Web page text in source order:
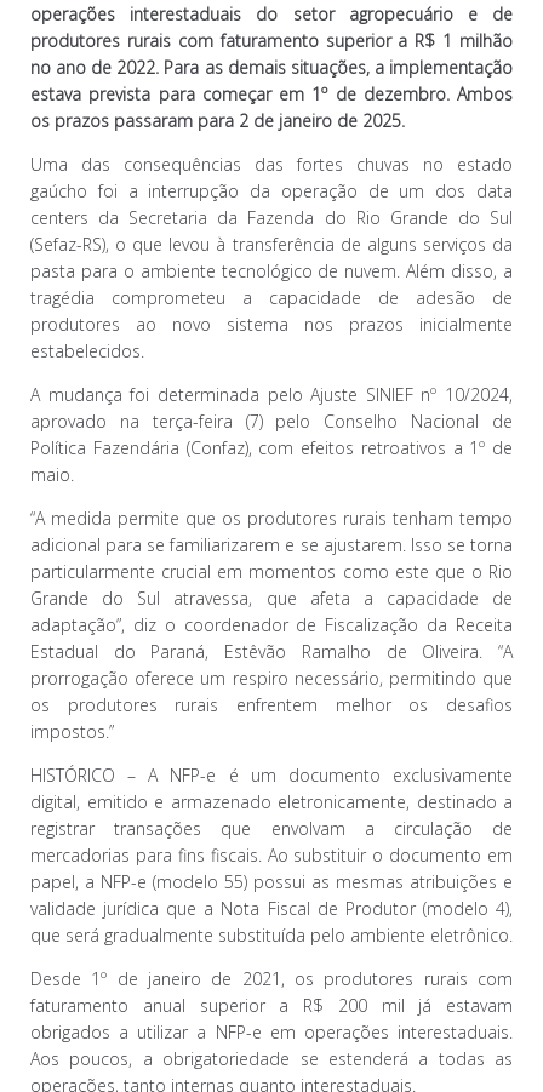
operações interestaduais do setor agropecuário e de
produtores rurais com faturamento superior a R$ 1 milhão
no ano de 2022. Para as demais situações, a implementação
estava prevista para começar em 1º de dezembro. Ambos
os prazos passaram para 2 de janeiro de 2025.
Uma das consequências das fortes chuvas no estado
gaúcho foi a interrupção da operação de um dos data
centers da Secretaria da Fazenda do Rio Grande do Sul
(Sefaz-RS), o que levou à transferência de alguns serviços da
pasta para o ambiente tecnológico de nuvem. Além disso, a
tragédia comprometeu a capacidade de adesão de
produtores ao novo sistema nos prazos inicialmente
estabelecidos.
A mudança foi determinada pelo Ajuste SINIEF nº 10/2024,
aprovado na terça-feira (7) pelo Conselho Nacional de
Política Fazendária (Confaz), com efeitos retroativos a 1º de
maio.
“A medida permite que os produtores rurais tenham tempo
adicional para se familiarizarem e se ajustarem. Isso se torna
particularmente crucial em momentos como este que o Rio
Grande do Sul atravessa, que afeta a capacidade de
adaptação”, diz o coordenador de Fiscalização da Receita
Estadual do Paraná, Estêvão Ramalho de Oliveira. “A
prorrogação oferece um respiro necessário, permitindo que
os produtores rurais enfrentem melhor os desafios
impostos.”
HISTÓRICO – A NFP-e é um documento exclusivamente
digital, emitido e armazenado eletronicamente, destinado a
registrar transações que envolvam a circulação de
mercadorias para fins fiscais. Ao substituir o documento em
papel, a NFP-e (modelo 55) possui as mesmas atribuições e
validade jurídica que a Nota Fiscal de Produtor (modelo 4),
que será gradualmente substituída pelo ambiente eletrônico.
Desde 1º de janeiro de 2021, os produtores rurais com
faturamento anual superior a R$ 200 mil já estavam
obrigados a utilizar a NFP-e em operações interestaduais.
Aos poucos, a obrigatoriedade se estenderá a todas as
operações, tanto internas quanto interestaduais.